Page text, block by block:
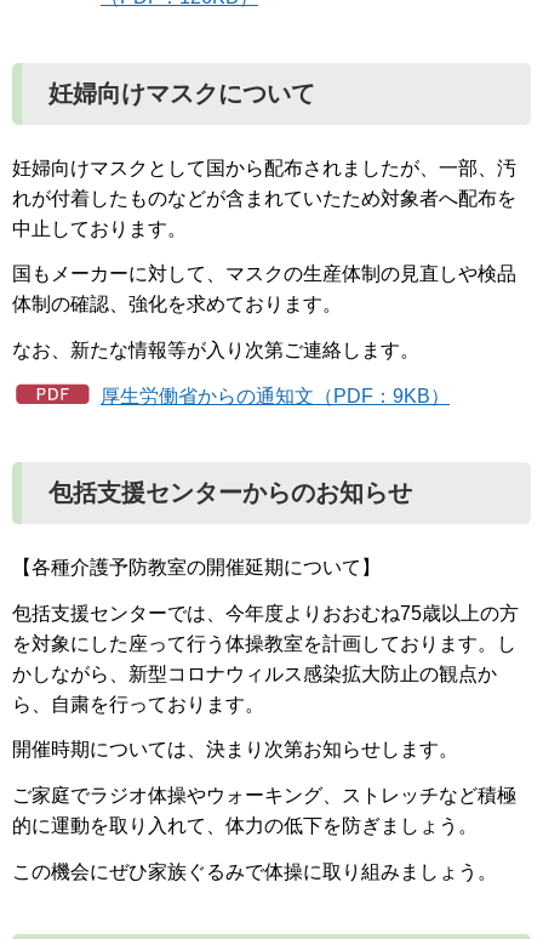
妊婦向けマスクについて
妊婦向けマスクとして国から配布されましたが、一部、汚
れが付着したものなどが含まれていたため対象者へ配布を
中止しております。
国もメーカーに対して、マスクの生産体制の見直しや検品
体制の確認、強化を求めております。
なお、新たな情報等が入り次第ご連絡します。
厚生労働省からの通知文（PDF：9KB）
包括支援センターからのお知らせ
【各種介護予防教室の開催延期について】
包括支援センターでは、今年度よりおおむね75歳以上の方
を対象にした座って行う体操教室を計画しております。し
かしながら、新型コロナウィルス感染拡大防止の観点か
ら、自粛を行っております。
開催時期については、決まり次第お知らせします。
ご家庭でラジオ体操やウォーキング、ストレッチなど積極
的に運動を取り入れて、体力の低下を防ぎましょう。
この機会にぜひ家族ぐるみで体操に取り組みましょう。